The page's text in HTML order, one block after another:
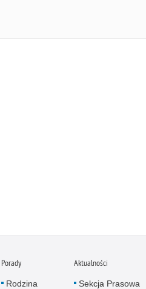
Porady
Rodzina
Aktualności
Sekcja Prasowa